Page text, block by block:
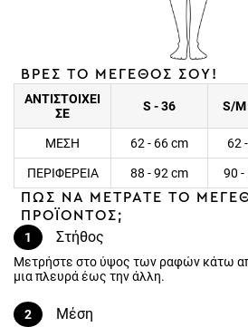
ΒΡΕΣ ΤΟ ΜΕΓΕΘΟΣ ΣΟΥ!
ΑΝΤΙΣΤΟΙΧΕΙ
ΣΕ
S - 36 S/M
ΠΩΣ ΝΑ ΜΕΤΡΑΤΕ ΤΟ
ΠΡΟΪΟΝΤΟΣ;
1
Στήθος
Μετρήστε στο ύψος των ραφών κάτω από
μια πλευρά έως την άλλη.
Μετρήστε ακριβώς το πιο στενό σημείο